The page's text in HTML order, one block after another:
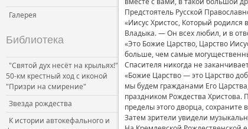
Галерея
Библиотека
"Святой дух несёт на крыльях!"
50-км крестный ход с иконой
"Призри на смирение"
Звезда рождества
К истории автокефального и
Предстоятель Русской
«Иисус Христос, Который
Владыка. — Он всех любил, и в
«Это Божие Царство, Царство
больше, чем самые
Спасителя никогда не
«Божие Царство — это Царство
мы будем гражданами Его
праздником Рождества
пределы этого дворца, сохраните
Затем зрители увидели